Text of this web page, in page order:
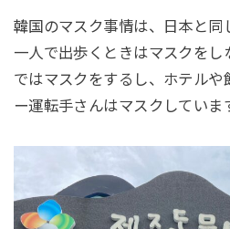
韓国のマスク事情は、日本と同
一人で出歩くときはマスクをし
ではマスクをするし、ホテルや
ー運転手さんはマスクしていま